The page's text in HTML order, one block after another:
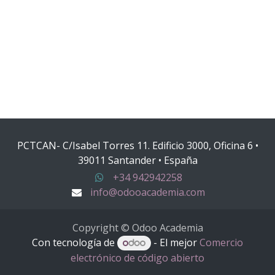
PCTCAN- C/Isabel Torres 11. Edificio 3000, Oficina 6 •
39011 Santander • España
+34 942942258
info@odooacademia.com
Copyright © Odoo Academia
Con tecnología de
- El mejorComercio
electrónico de código abierto